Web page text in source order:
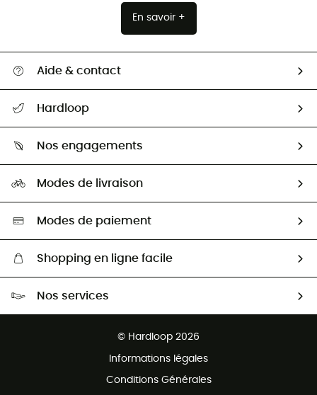
En savoir +
Aide & contact
Retour & remboursement
Guide des tailles
Seconde Main
Aide & Contact
Hardloop
HardGuides
Nos engagements
Sélection éco-responsable
Modes de livraison
Modes de paiement
Shopping en ligne facile
Nos services
© Hardloop 2026
Informations légales
Conditions Générales